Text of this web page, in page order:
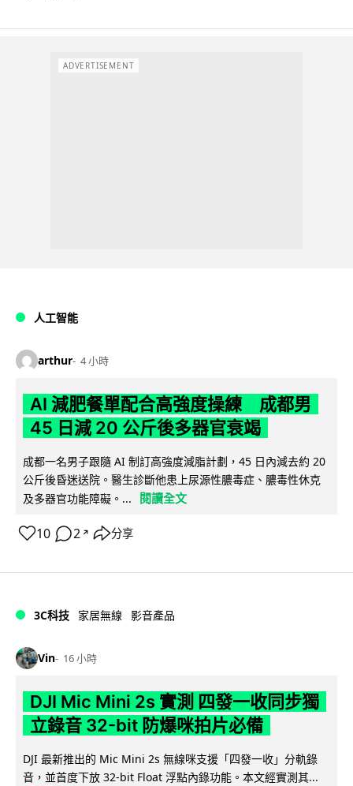
ADVERTISEMENT
人工智能
arthur 4 小時
AI 減肥餐單配合高強度操練 成都男
45 日減 20 公斤後多器官衰竭
成都一名男子跟隨 AI 制訂高強度減脂計劃，45 日內減去約 20
公斤後昏迷送院。醫生診斷他患上尿源性膿毒症、膿毒性休克
及多器官功能障礙。...
閱讀全文
10 2 ↗ 分享
3C科技 家居無線 影音產品
Vin 16 小時
DJI Mic Mini 2s 實測 四發一收同步獨
立錄音 32-bit 防爆咪拍片必備
DJI 最新推出的 Mic Mini 2s 無線咪支援「四發一收」分軌錄
音，並首度下放 32-bit Float 浮點內錄功能。本文經實測其...